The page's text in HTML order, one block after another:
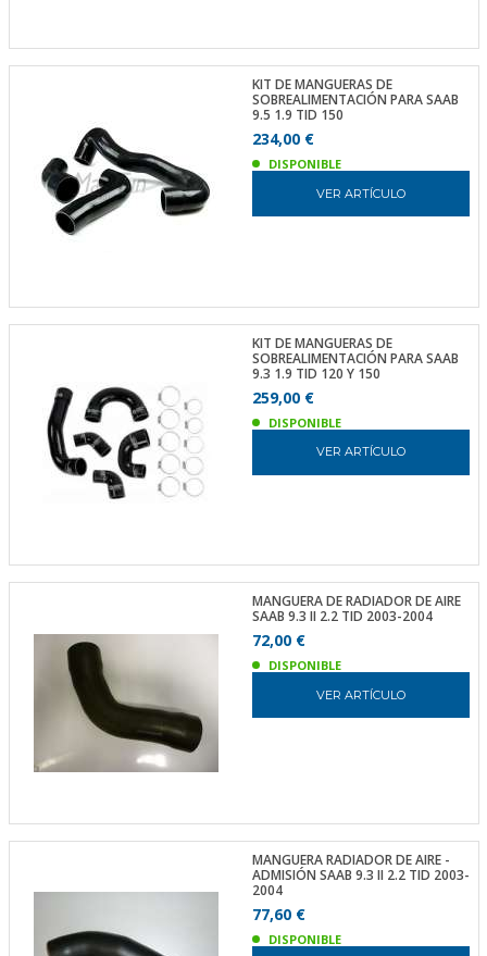
KIT DE MANGUERAS DE
SOBREALIMENTACIÓN PARA SAAB
9.5 1.9 TID 150
234,00 €
DISPONIBLE
VER ARTÍCULO
KIT DE MANGUERAS DE
SOBREALIMENTACIÓN PARA SAAB
9.3 1.9 TID 120 Y 150
259,00 €
DISPONIBLE
VER ARTÍCULO
MANGUERA DE RADIADOR DE AIRE
SAAB 9.3 II 2.2 TID 2003-2004
72,00 €
DISPONIBLE
VER ARTÍCULO
MANGUERA RADIADOR DE AIRE -
ADMISIÓN SAAB 9.3 II 2.2 TID 2003-
2004
77,60 €
DISPONIBLE